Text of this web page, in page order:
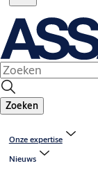
Zoeken
Onze expertise
Nieuws